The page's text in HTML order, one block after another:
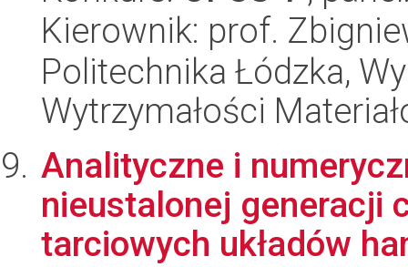
Kierownik: prof.
Politechnika Łódzka,
Wytrzymałości
Analityczne i
nieustalonej generacji
tarciowych układów